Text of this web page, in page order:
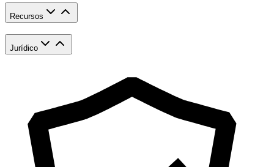
Recursos
Jurídico